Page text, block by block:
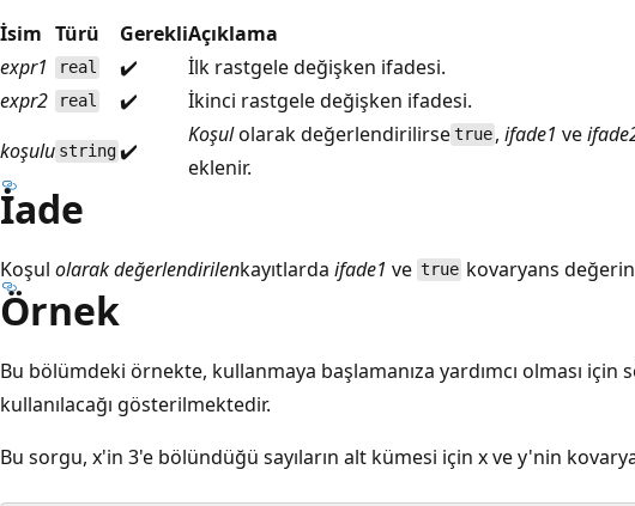
İsim Türü GerekliAçıklama
expr1
real ✔️
İlk rastgele değişken ifadesi.
expr2
real ✔️
İkinci rastgele değişken ifadesi.
koşulu string ✔️
Koşulolarak değerlendirilirsetrue ,ifade1 ve
eklenir.
İade
Koşul olarak değerlendirilenkayıtlarda ifade1 ve true kovaryans
Örnek
Bu bölümdeki örnekte, kullanmaya başlamanıza yardımcı olması için
kullanılacağı gösterilmektedir.
Bu sorgu, x'in 3'e bölündüğü sayıların alt kümesi için x ve y'nin